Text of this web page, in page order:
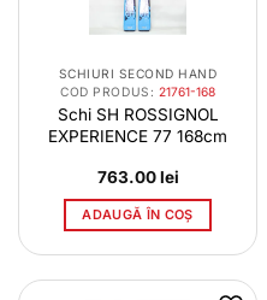
SCHIURI SECOND HAND
COD PRODUS: 21761-168
Schi SH ROSSIGNOL
EXPERIENCE 77 168cm
763.00lei
ADAUGĂ ÎN COȘ